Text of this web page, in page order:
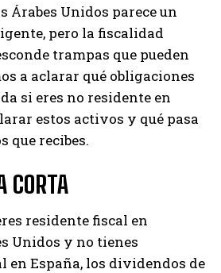
Árabes Unidos parece un
pero la fiscalidad
trampas que pueden
a aclarar qué obligaciones
si eres no residente en
estos activos y qué pasa
que recibes.
CORTA
residente fiscal en
Unidos y no tienes
en España, los dividendos de